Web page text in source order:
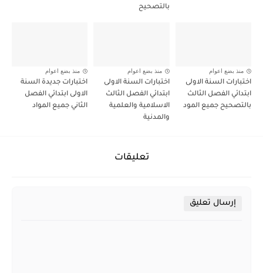
بالتصحيح
منذ بضع اعوام
اختبارات السنة الاولى
ابتدائي الفصل الثالث
بالتصحيح جميع المود
منذ بضع اعوام
اختبارات السنة الاولى
ابتدائي الفصل الثالث
الاسلامية والعلمية
والمدنية
منذ بضع اعوام
اختبارات جديدة السنة
الاولى ابتدائي الفصل
الثاني جميع المواد
تعليقات
إرسال تعليق